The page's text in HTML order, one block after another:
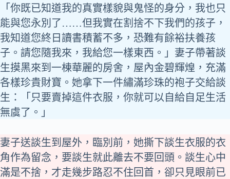
「你既已知道我的真實樣貌與鬼怪的身分，我也只
能與您永別了……但我實在割捨不下我們的孩子，
我知道您終日讀書積蓄不多，恐難有餘裕扶養孩
子。請您隨我來，我給您一樣東西。」妻子帶著談
生摸黑來到一棟華麗的房舍，屋內金碧輝煌，充滿
各樣珍貴財寶。她拿下一件繡滿珍珠的袍子交給談
生：「只要賣掉這件衣服，你就可以自給自足生活
無虞了。」
妻子送談生到屋外，臨別前，她撕下談生衣服的衣
角作為留念，要談生就此離去不要回頭。談生心中
滿是不捨，才走幾步路忍不住回首，卻只見眼前已